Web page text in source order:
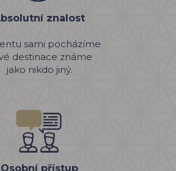
znalost
sami pocházíme
destinace známe
jako nikdo jiný.
Osobní přístup